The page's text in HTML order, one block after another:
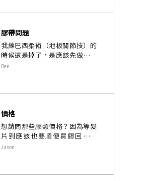
膠帶問題
我練巴西柔術（地板關節技）的
時候還是掉了，是應該先做好頭
皮清潔上新白膠帶才比較不會掉
黏了..
Ben
價格
想請問那些膠類價格？因為等髮
片到應該也要順便買膠回去黏
吧？..
Jason